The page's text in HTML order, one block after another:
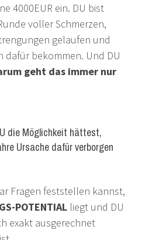
4000EUR ein. DU bist
voller Schmerzen,
gelaufen und
dafür bekommen. Und DU
geht das immer nur
die Möglichkeit hättest,
Ursache dafür verborgen
Fragen feststellen kannst,
POTENTIAL liegt und DU
exakt ausgerechnet